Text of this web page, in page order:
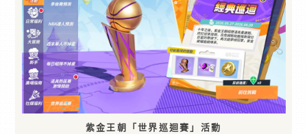
紫金王朝「世界巡迴賽」活動